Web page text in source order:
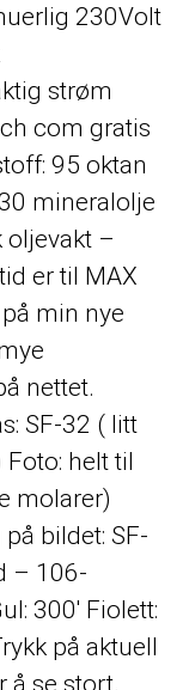
230Volt
strøm
com gratis
95 oktan
mineralolje
oljevakt –
er til MAX
min nye
nettet.
SF-32 ( litt
Foto: helt til
molarer)
bildet: SF-
– 106-
300′ Fiolett:
på aktuell
å se stort,